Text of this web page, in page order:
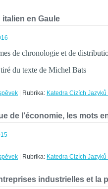
italien en Gaule
de chronologie et de
du texte de Michel Bats
Rubrika: Katedra Cizích Jazyků
de l’économie, les mots
Rubrika: Katedra Cizích Jazyků
industrielles et la